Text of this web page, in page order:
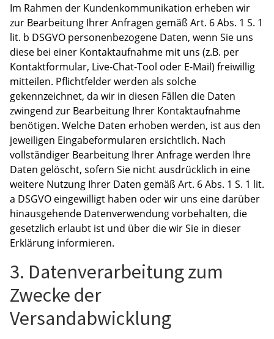
Im Rahmen der Kundenkommunikation erheben wir
zur Bearbeitung Ihrer Anfragen gemäß Art. 6 Abs. 1 S. 1
lit. b DSGVO personenbezogene Daten, wenn Sie uns
diese bei einer Kontaktaufnahme mit uns (z.B. per
Kontaktformular, Live-Chat-Tool oder E-Mail) freiwillig
mitteilen. Pflichtfelder werden als solche
gekennzeichnet, da wir in diesen Fällen die Daten
zwingend zur Bearbeitung Ihrer Kontaktaufnahme
benötigen. Welche Daten erhoben werden, ist aus den
jeweiligen Eingabeformularen ersichtlich. Nach
vollständiger Bearbeitung Ihrer Anfrage werden Ihre
Daten gelöscht, sofern Sie nicht ausdrücklich in eine
weitere Nutzung Ihrer Daten gemäß Art. 6 Abs. 1 S. 1 lit.
a DSGVO eingewilligt haben oder wir uns eine darüber
hinausgehende Datenverwendung vorbehalten, die
gesetzlich erlaubt ist und über die wir Sie in dieser
Erklärung informieren.
3. Datenverarbeitung zum
Zwecke der
Versandabwicklung